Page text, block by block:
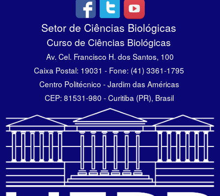
Setor de Ciências Biológicas
Curso de Ciências Biológicas
Av. Cel. Francisco H. dos Santos, 100
Caixa Postal: 19031 - Fone: (41) 3361-1795
Centro Politécnico - Jardim das Américas
CEP: 81531-980 - Curitiba (PR), Brasil